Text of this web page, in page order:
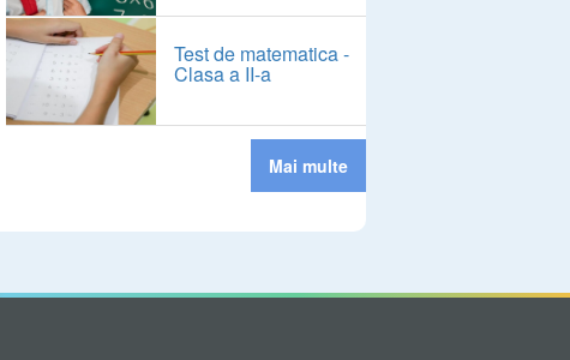
Test de matematica -
Clasa a II-a
Mai multe